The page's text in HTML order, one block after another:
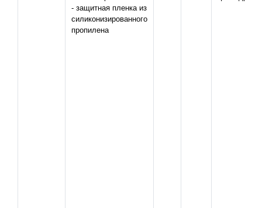
- защитная пленка из
силиконизированного
пропилена